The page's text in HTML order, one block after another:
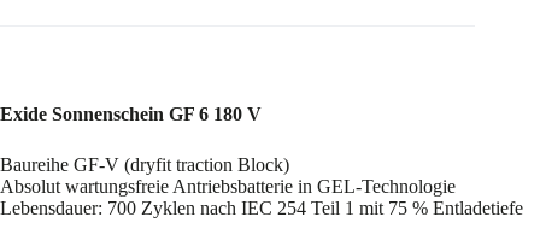
Exide Sonnenschein GF 6 180 V
Baureihe GF-V (dryfit traction Block)
Absolut wartungsfreie Antriebsbatterie in GEL-Technologie
Lebensdauer: 700 Zyklen nach IEC 254 Teil 1 mit 75 % Entladetiefe